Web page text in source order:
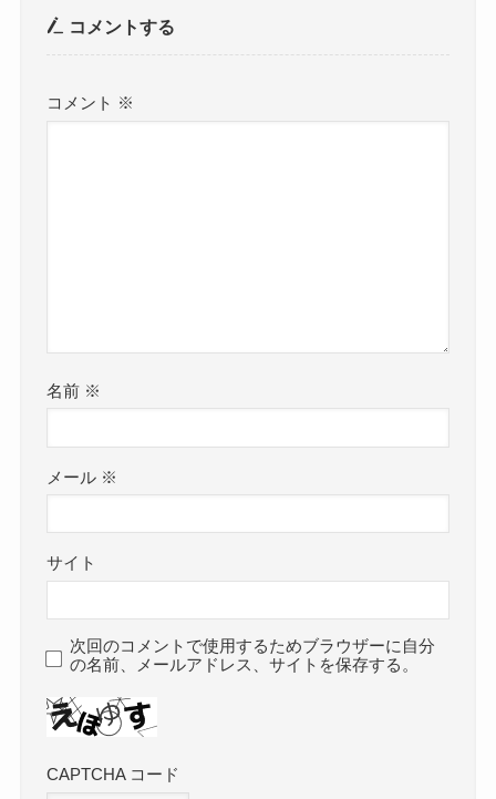
コメントする
コメント ※
名前 ※
メール ※
サイト
次回のコメントで使用するためブラウザーに自分
の名前、メールアドレス、サイトを保存する。
CAPTCHA コード